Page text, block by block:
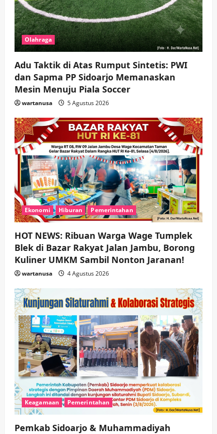
Olahraga
Adu Taktik di Atas Rumput Sintetis: PWI
dan Sapma PP Sidoarjo Memanaskan
Mesin Menuju Piala Soccer
wartanusa 5 Agustus 2026
Ekonomi Hiburan Pemerintahan
HOT NEWS: Ribuan Warga Wage Tumplek
Blek di Bazar Rakyat Jalan Jambu, Borong
Kuliner UMKM Sambil Nonton Jaranan!
wartanusa 4 Agustus 2026
Keagamaan Pemerintahan
Pemkab Sidoarjo & Muhammadiyah